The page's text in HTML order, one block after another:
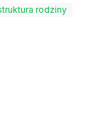
rodziny